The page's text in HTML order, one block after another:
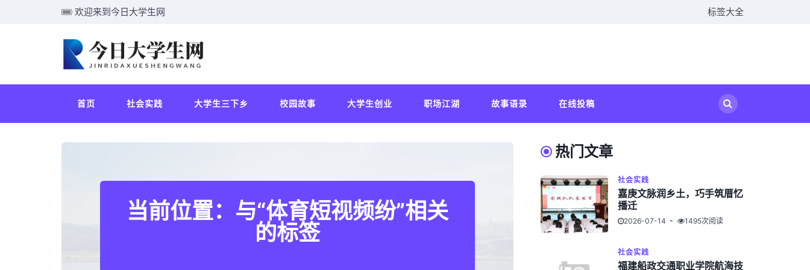
欢迎来到今日大学生网 标签大全
首页 社会实践 大学生三下乡 校园故事 大学生创业 职场江湖 故事语录 在线投稿
当前位置：与“体育短视频纷”相关
的标签
热门文章
社会实践
嘉庚文脉润乡土，巧手筑厝忆
播迁
2026-07-14 1495次阅读
社会实践
福建船政交通职业学院航海技